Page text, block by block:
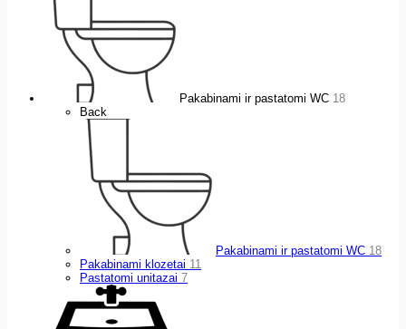
Pakabinami ir pastatomi WC 18
Back
Pakabinami ir pastatomi WC 18
Pakabinami klozetai 11
Pastatomi unitazai 7